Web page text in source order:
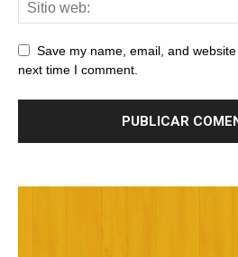
Save my name, email, and
next time I comment.